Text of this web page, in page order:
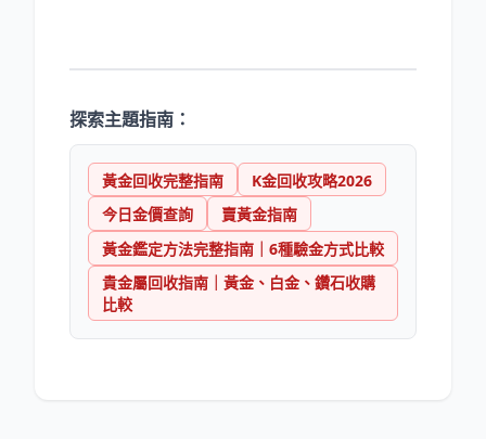
探索主題指南：
黃金回收完整指南
K金回收攻略2026
今日金價查詢
賣黃金指南
黃金鑑定方法完整指南｜6種驗金方式比較
貴金屬回收指南｜黃金、白金、鑽石收購
比較